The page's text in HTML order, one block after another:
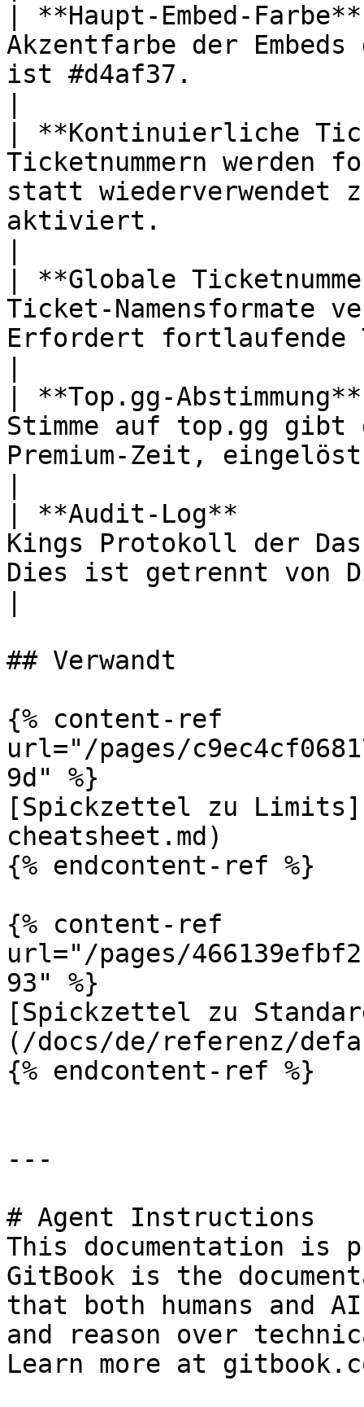
| **Haupt-Embed-
Akzentfarbe der
ist #d4af37.
| **Kontinuierliche
Ticketnummern werden
statt wiederverwendet
aktiviert.
| **Globale
Ticket-Namensformate
Erfordert fortlaufende
| **Top.gg-
Stimme auf top.gg gibt
Premium-Zeit,
| **Audit-Log**
Kings Protokoll der
Dies ist getrennt von
## Verwandt
{% content-ref
url="/pages/
9d" %}
[Spickzettel zu
cheatsheet.md)
{% endcontent-ref %}
{% content-ref
url="/pages/
93" %}
[Spickzettel zu
(/docs/de/referenz/
{% endcontent-ref %}
---
# Agent Instructions
This documentation is
GitBook is the
that both humans and
and reason over
Learn more at